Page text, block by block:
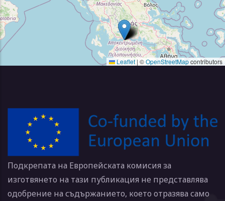
Leaflet | ©OpenStreetMapcontributors
Подкрепата на Европейската комисия за
изготвянето на тази публикация не представлява
одобрение на съдържанието, което отразява само